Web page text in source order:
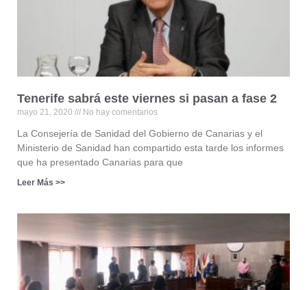
Tenerife sabrá este viernes si pasan a fase 2
mayo 21, 2020 No hay comentarios
La Consejería de Sanidad del Gobierno de Canarias y el
Ministerio de Sanidad han compartido esta tarde los informes
que ha presentado Canarias para que
Leer Más >>